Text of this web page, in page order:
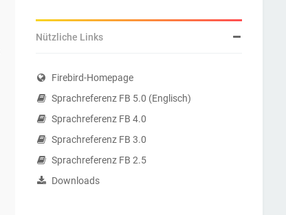
Nützliche Links
Firebird-Homepage
Sprachreferenz FB 5.0 (Englisch)
Sprachreferenz FB 4.0
Sprachreferenz FB 3.0
Sprachreferenz FB 2.5
Downloads